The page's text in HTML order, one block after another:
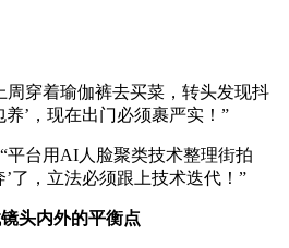
周穿着瑜伽裤去买菜，转头发现抖
’，现在出门必须裹严实！”
平台用AI人脸聚类技术整理街拍
了，立法必须跟上技术迭代！”
头内外的平衡点